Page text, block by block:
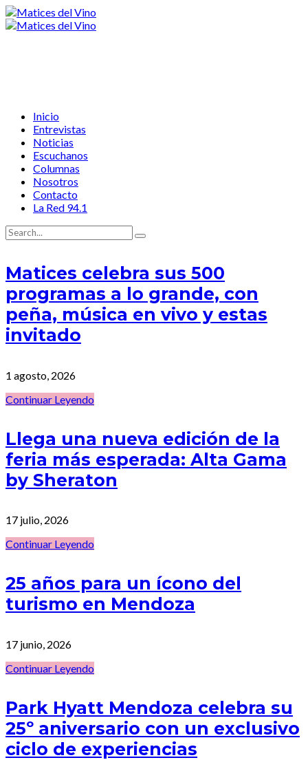
Inicio
Entrevistas
Noticias
Escuchanos
Columnas
Nosotros
Contacto
La Red 94.1
Matices celebra sus 500
programas a lo grande, con
peña, música en vivo y estas
invitado
1 agosto, 2026
Continuar Leyendo
Llega una nueva edición de la
feria más esperada: Alta Gama
by Sheraton
17 julio, 2026
Continuar Leyendo
25 años para un ícono del
turismo en Mendoza
17 junio, 2026
Continuar Leyendo
Park Hyatt Mendoza celebra su
25º aniversario con un exclusivo
ciclo de experiencias